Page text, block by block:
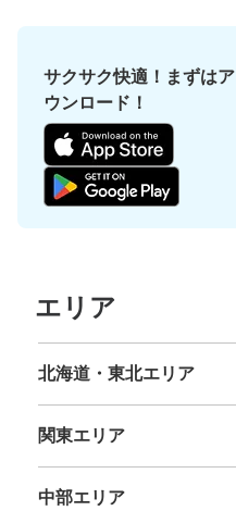
サクサク快適！まずは
ウンロード！
エリア
北海道・東北エリア
関東エリア
中部エリア